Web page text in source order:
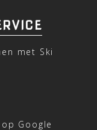
met Ski
Google